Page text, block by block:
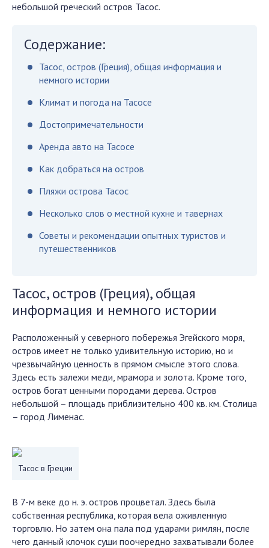
небольшой греческий остров Тасос.
Содержание:
Тасос, остров (Греция), общая информация и
немного истории
Климат и погода на Тасосе
Достопримечательности
Аренда авто на Тасосе
Как добраться на остров
Пляжи острова Тасос
Несколько слов о местной кухне и тавернах
Советы и рекомендации опытных туристов и
путешественников
Тасос, остров (Греция), общая
информация и немного истории
Расположенный у северного побережья Эгейского моря,
остров имеет не только удивительную историю, но и
чрезвычайную ценность в прямом смысле этого слова.
Здесь есть залежи меди, мрамора и золота. Кроме того,
остров богат ценными породами дерева. Остров
небольшой – площадь приблизительно 400 кв. км. Столица
– город Лименас.
Тасос в Греции
В 7-м веке до н. э. остров процветал. Здесь была
собственная республика, которая вела оживленную
торговлю. Но затем она пала под ударами римлян, после
чего данный клочок суши поочередно захватывали более